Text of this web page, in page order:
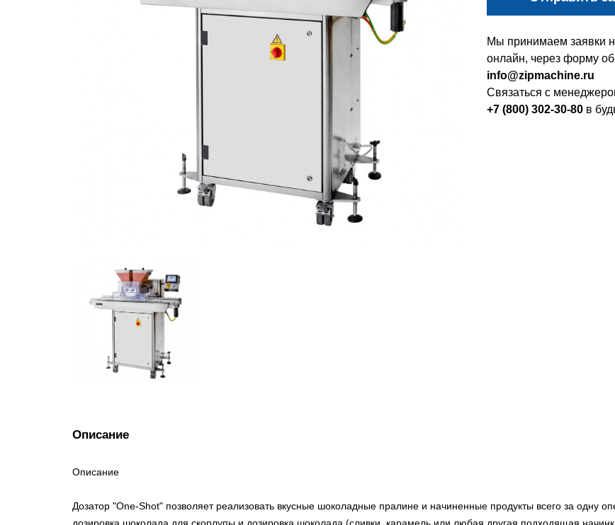
Мы принимаем заявки
онлайн, через форму
info@zipmachine.ru
Связаться с
+7 (800) 302-30-80 в
Описание
Описание
Дозатор "One-Shot" позволяет реализовать вкусные шоколадные пралине и начиненные продукты всего за одну